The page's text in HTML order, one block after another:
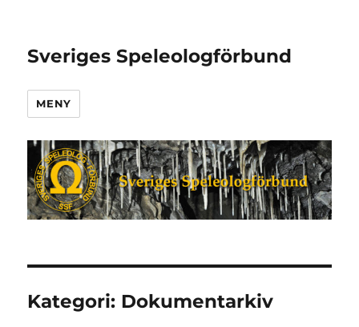
Sveriges Speleologförbund
MENY
Kategori: Dokumentarkiv